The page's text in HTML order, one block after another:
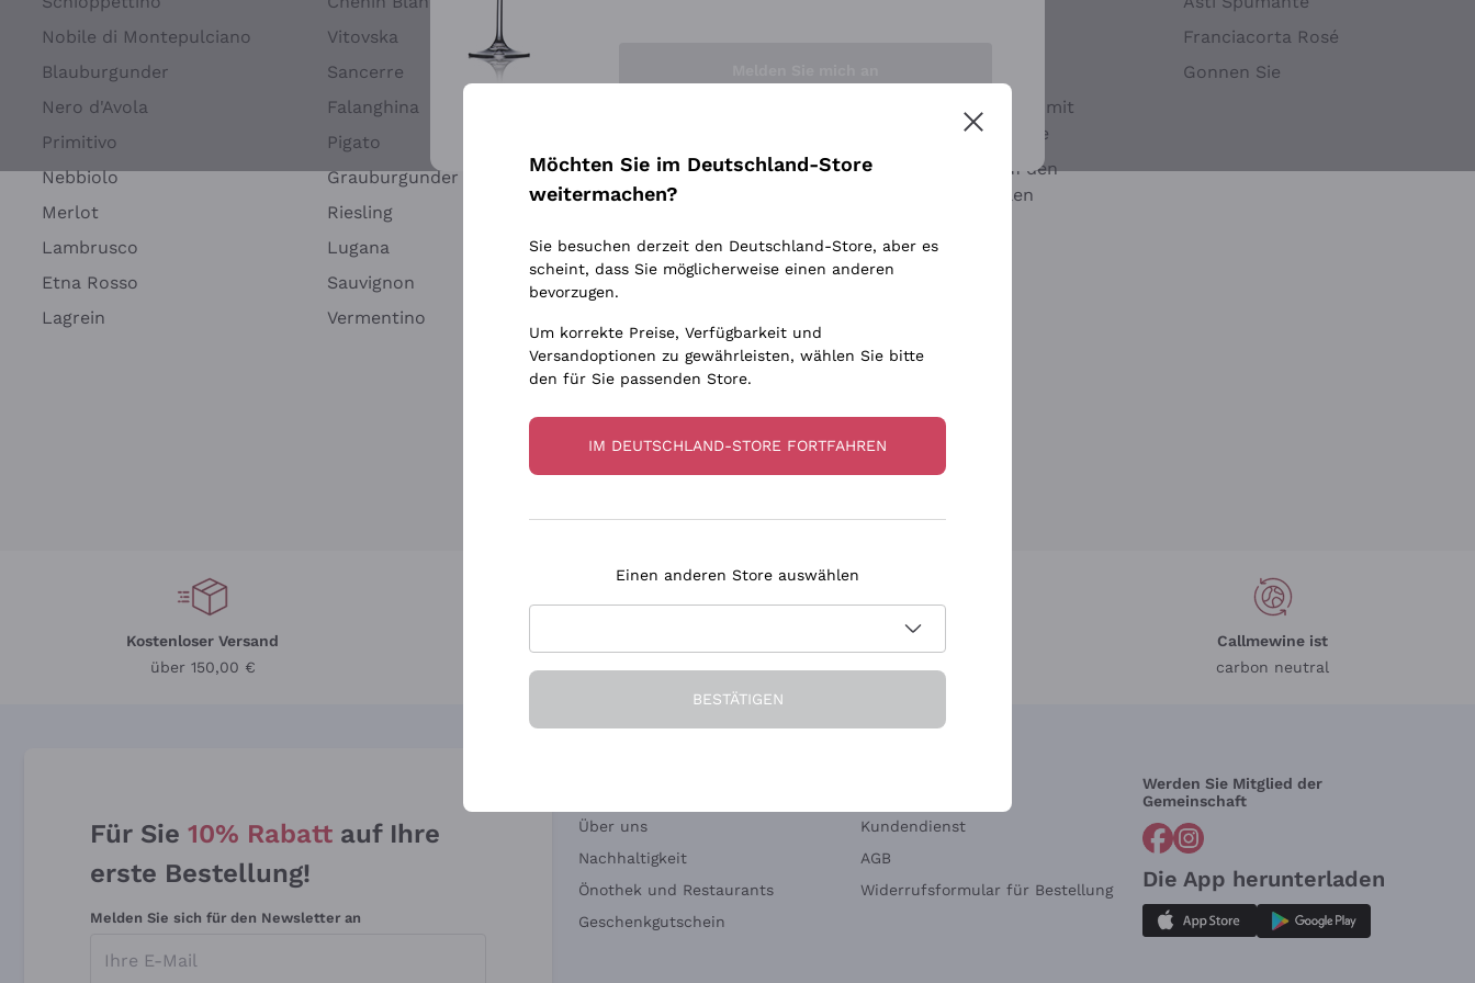
Nobile di Montepulciano
Blauburgunder
Nero d'Avola
Primitivo
Nebbiolo
Merlot
Lambrusco
Etna Rosso
Lagrein
Vitovska
Sancerre
Falanghina
Pigato
Grauburgunder
Riesling
Lugana
Sauvignon
Vermentino
Ca' dei Frati
Biondi Santi
Quintarelli Giuseppe
Rinaldi Giuseppe
Egly Ouriet
Jacquesson
Agrapart
Ohne Sulfit oder mit
minimalen Sulfite
Maischung auf den
Traubenschalen
Franciacorta Rosé
Gonnen Sie
Kostenloser Versand
über 150,00 €
in Deutschland
in 3 Raten
Callmewine ist
carbon neutral
Für Sie 10% Rabatt auf Ihre
erste Bestellung!
Melden Sie sich für den Newsletter an
Über uns
Nachhaltigkeit
Önothek und Restaurants
Geschenkgutschein
Kundendienst
AGB
Widerrufsformular für Bestellung
Werden Sie Mitglied der
Gemeinschaft
Die App herunterladen
Möchten Sie im Deutschland-Store
weitermachen?
Sie besuchen derzeit den Deutschland-Store, aber es
scheint, dass Sie möglicherweise einen anderen
bevorzugen.
Um korrekte Preise, Verfügbarkeit und
Versandoptionen zu gewährleisten, wählen Sie bitte
den für Sie passenden Store.
IM DEUTSCHLAND-STORE FORTFAHREN
Einen anderen Store auswählen
BESTÄTIGEN